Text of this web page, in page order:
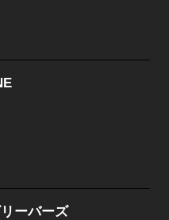
リーバーズ